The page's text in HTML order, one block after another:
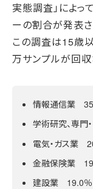
実態調査」によっ
ーの割合が発表さ
この調査は15歳
万サンプルが回収
情報通信業
学術研究、専
電気・ガス業
金融保険業
建設業 19.0％